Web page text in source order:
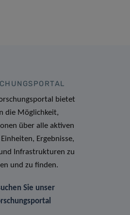
bietet
die Möglichkeit,
über alle aktiven
Ergebnisse,
Infrastrukturen zu
und zu finden.
Sie unser